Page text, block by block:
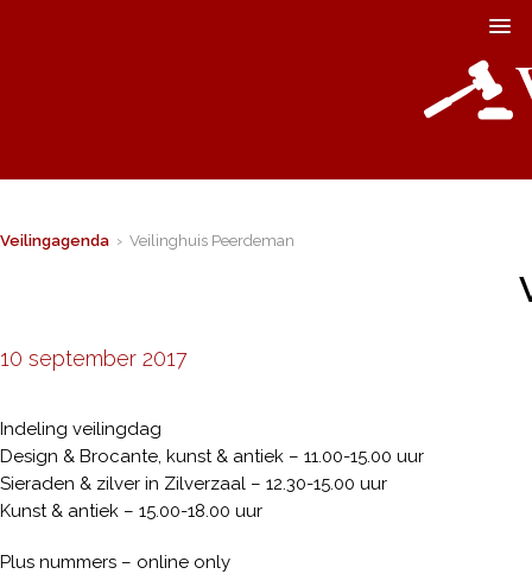
Veilingagenda › Veilinghuis Peerdeman
10 september 2017
Indeling veilingdag
Design & Brocante, kunst & antiek – 11.00-15.00 uur
Sieraden & zilver in Zilverzaal – 12.30-15.00 uur
Kunst & antiek – 15.00-18.00 uur
Plus nummers – online only